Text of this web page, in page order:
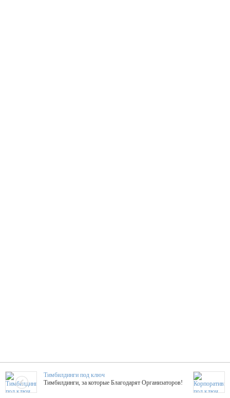
Тимбилдинги под ключ
Тимбилдинги, за которые Благодарят Организаторов!